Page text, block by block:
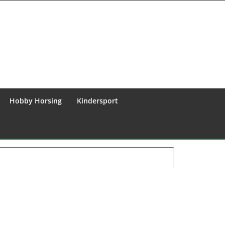
Hobby Horsing Kindersport